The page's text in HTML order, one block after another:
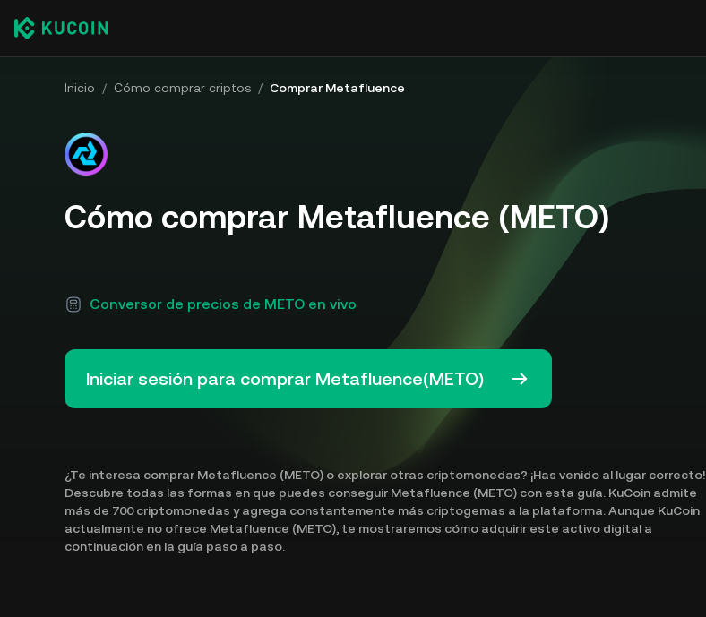
Inicio / Cómo comprar criptos / Comprar Metafluence
Cómo comprar Metafluence (METO)
Conversor de precios de METO en vivo
Iniciar sesión para comprar Metafluence(METO)
¿Te interesa comprar Metafluence (METO) o explorar otras criptomonedas? ¡Has venido al lugar correcto!
Descubre todas las formas en que puedes conseguir Metafluence (METO) con esta guía. KuCoin admite
más de 700 criptomonedas y agrega constantemente más criptogemas a la plataforma. Aunque KuCoin
actualmente no ofrece Metafluence (METO), te mostraremos cómo adquirir este activo digital a
continuación en la guía paso a paso.